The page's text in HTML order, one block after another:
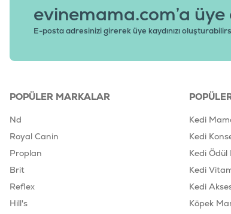
evinemama.com’a üye
E-posta adresinizi girerek üye kaydınızı
POPÜLER MARKALAR
Nd
Royal Canin
Proplan
Brit
Reflex
Hill's
Kedi
Kedi
Kedi Ödül
Kedi
Kedi
Köpek